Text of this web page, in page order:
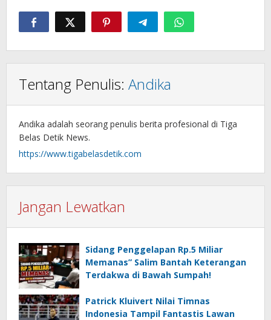
Tentang Penulis: Andika
Andika adalah seorang penulis berita profesional di Tiga
Belas Detik News.
https://www.tigabelasdetik.com
Jangan Lewatkan
Sidang Penggelapan Rp.5 Miliar
Memanas” Salim Bantah Keterangan
Terdakwa di Bawah Sumpah!
Patrick Kluivert Nilai Timnas
Indonesia Tampil Fantastis Lawan